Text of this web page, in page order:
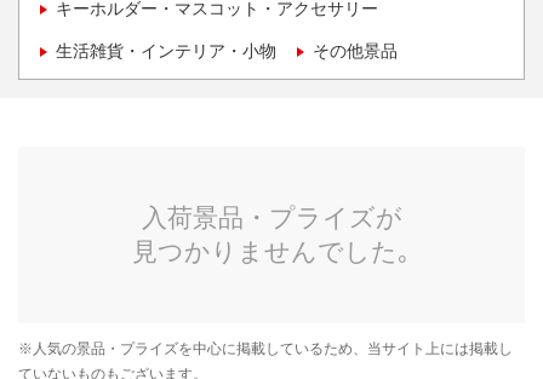
キーホルダー・マスコット・アクセサリー
生活雑貨・インテリア・小物 その他景品